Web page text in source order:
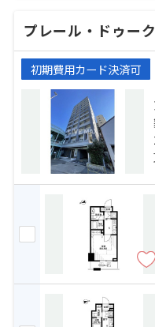
初期費用カード決済可